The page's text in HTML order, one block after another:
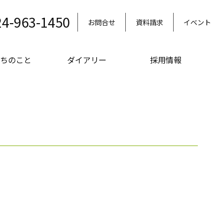
963-1450 お問合せ 資料請求 イベント
のこと ダイアリー 採用情報